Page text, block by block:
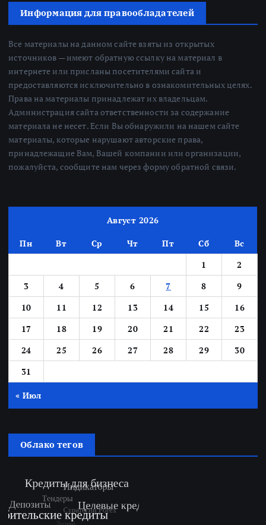
Информация для правообладателей
Все материалы на данном сайте взяты из открытых
источников — имеют обратную ссылку на материал в
интернете или присланы посетителями сайта и
предоставляются исключительно в ознакомительных целях.
Права на материалы принадлежат их владельцам.
Администрация сайта ответственности за содержание
материала не несет. Если Вы обнаружили на нашем сайте
материалы, которые нарушают авторские права,
принадлежащие Вам, Вашей компании или организации,
пожалуйста, сообщите нам через форму обратной связи.
Август 2026
Пн Вт Ср Чт Пт Сб
Вс
1
2
3
4 5 6 7 8
9
10
11 12 13 14 15
16
17
18 19 20 21 22
23
24
25 26 27 28 29
30
31
« Июл
Облако тегов